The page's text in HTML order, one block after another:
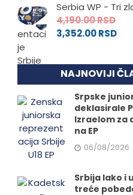
Serbia WP - Tri
4,190.00RSD
3,352.00RSD
NAJNOVIJI
Srpske
deklasirale
Izraelom za
na EP
06/08/2026
Srbija lako i
treće